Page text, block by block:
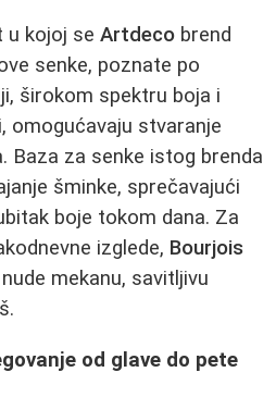
u kojoj se Artdeco brend
senke, poznate po
širokom spektru boja i
omogućavaju stvaranje
Baza za senke istog brenda
šminke, sprečavajući
boje tokom dana. Za
izglede, Bourjois
mekanu, savitljivu
od glave do pete